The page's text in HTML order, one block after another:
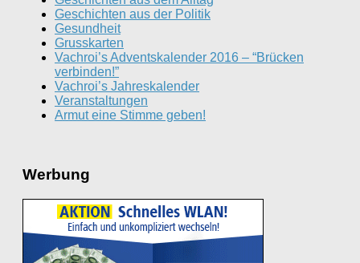
Geschichten aus der Politik
Gesundheit
Grusskarten
Vachroi’s Adventskalender 2016 – “Brücken
verbinden!”
Vachroi’s Jahreskalender
Veranstaltungen
Armut eine Stimme geben!
Werbung